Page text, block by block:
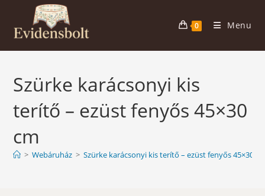
content
0 Menu
Szürke karácsonyi kis
terítő – ezüst fenyős 45×30
cm
> Webáruház > Szürke karácsonyi kis terítő – ezüst fenyős 45×30